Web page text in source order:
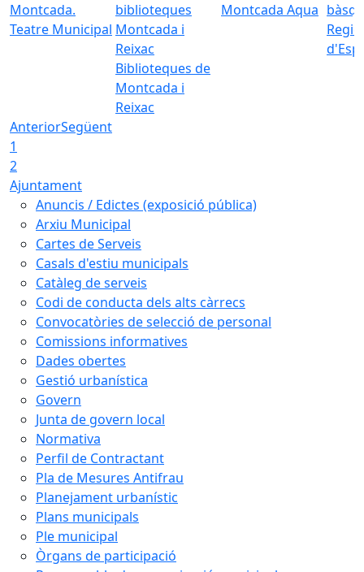
Teatre Municipal
Biblioteques de
Montcada i
Reixac
Montcada Aqua
AnteriorSegüent
1
2
Ajuntament
Anuncis / Edictes (exposició pública)
Arxiu Municipal
Cartes de Serveis
Casals d'estiu municipals
Catàleg de serveis
Codi de conducta dels alts càrrecs
Convocatòries de selecció de personal
Comissions informatives
Dades obertes
Gestió urbanística
Govern
Junta de govern local
Normativa
Perfil de Contractant
Pla de Mesures Antifrau
Planejament urbanístic
Plans municipals
Ple municipal
Òrgans de participació